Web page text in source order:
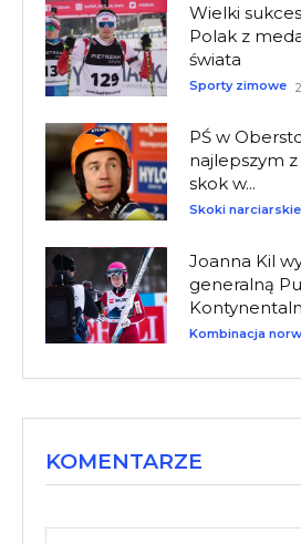
Wielki
Polak z
świata
Sporty zimowe
PŚ w
najlepszym
skok w...
Skoki narciarskie
Joanna Kil
generalną
Kombinacja
KOMENTARZE